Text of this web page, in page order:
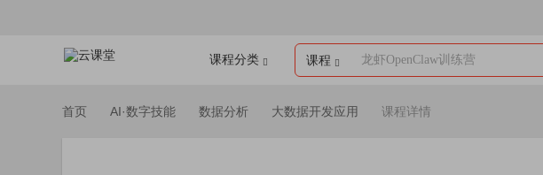
课程分类 课程 龙虾OpenClaw训练营
首页 AI·数字技能 数据分析 大数据开发应用 课程详情